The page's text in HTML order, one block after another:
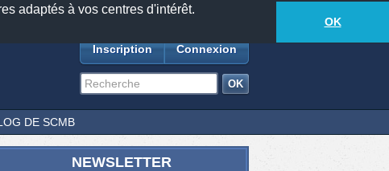
adaptés à vos centres d'intérêt.
OK
Feeds18885anecdotes-434lecteurs connectés
Inscription Connexion
DE SCMB
NEWSLETTER